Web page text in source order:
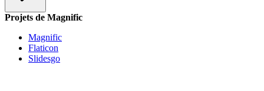
Projets de Magnific
Magnific
Flaticon
Slidesgo